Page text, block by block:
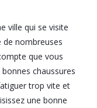
ville qui se visite
de nombreuses
que vous
chaussures
trop vite et
une bonne